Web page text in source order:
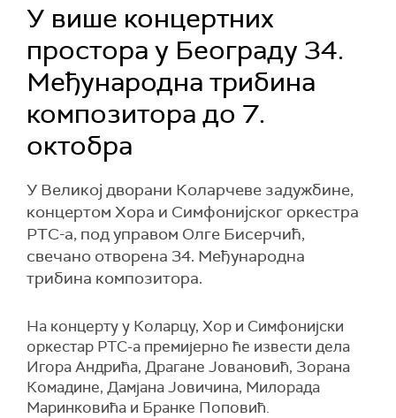
У више концертних
простора у Београду 34.
Међународна трибина
композитора до 7.
октобра
У Великој дворани Коларчеве задужбине,
концертом Хора и Симфонијског оркестра
РТС-а, под управом Олге Бисерчић,
свечано отворена 34. Међународна
трибина композитора.
На концерту у Коларцу, Хор и Симфонијски
оркестар РТС-а премијерно ће извести дела
Игора Андрића, Драгане Јовановић, Зорана
Комадине, Дамјана Јовичина, Милорада
Маринковића и Бранке Поповић.